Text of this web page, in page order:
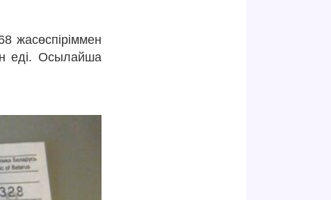
жасөспіріммен
еді. Осылайша